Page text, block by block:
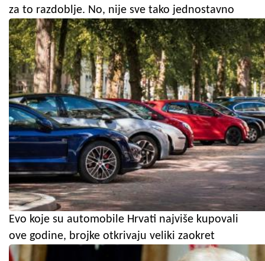
za to razdoblje. No, nije sve tako jednostavno
Evo koje su automobile Hrvati najviše kupovali
ove godine, brojke otkrivaju veliki zaokret